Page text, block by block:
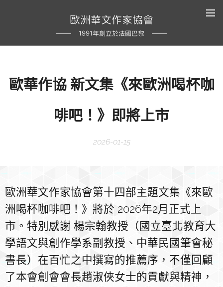
歐洲華文作家協會
1991年創立於法國巴黎
歐華作協 新文集《來歐洲喝杯咖
啡吧！》即將上市
2026-01-15
歐洲華文作家協會第十四部主題文集《來歐
洲喝杯咖啡吧！》將於 2026年2月正式上
市。特別感謝 楊宗翰教授（國立臺北教育大
學語文與創作學系副教授、中華民國筆會秘
書長）在百忙之中撰寫的推薦序，不僅回顧
了本會創會會長趙淑俠女士的貢獻與精神，